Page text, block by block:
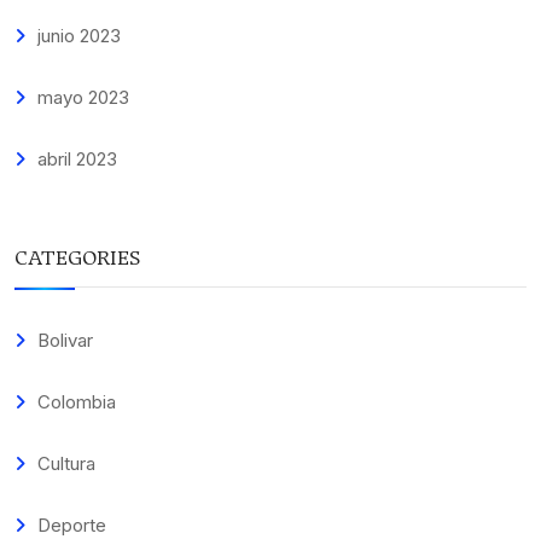
junio 2023
mayo 2023
abril 2023
CATEGORIES
Bolivar
Colombia
Cultura
Deporte